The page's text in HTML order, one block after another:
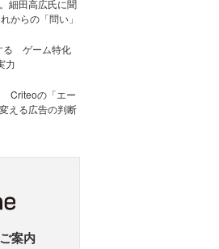
細田高広氏に聞
からの「問い」
る ゲーム特化
力
Criteoの「エー
える広告の判断
案内